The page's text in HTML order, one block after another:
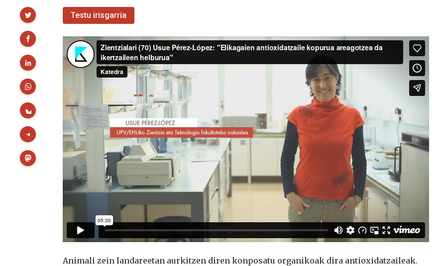
Testu irisgarria
Animali zein landareetan aurkitzen diren konposatu organikoak dira antioxidatzaileak.
Partekatu